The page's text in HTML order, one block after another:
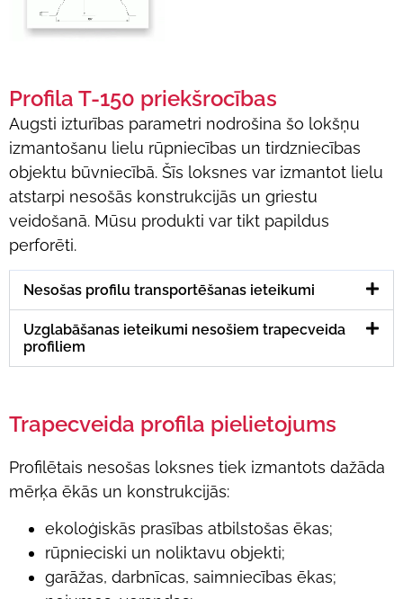
Profila T-150 priekšrocības
Augsti izturības parametri nodrošina šo lokšņu
izmantošanu lielu rūpniecības un tirdzniecības
objektu būvniecībā. Šīs loksnes var izmantot lielu
atstarpi nesošās konstrukcijās un griestu
veidošanā. Mūsu produkti var tikt papildus
perforēti.
Nesošas profilu transportēšanas ieteikumi
Uzglabāšanas ieteikumi nesošiem trapecveida
profiliem
Trapecveida profila pielietojums
Profilētais nesošas loksnes tiek izmantots dažāda
mērķa ēkās un konstrukcijās:
ekoloģiskās prasības atbilstošas ēkas;
rūpnieciski un noliktavu objekti;
garāžas, darbnīcas, saimniecības ēkas;